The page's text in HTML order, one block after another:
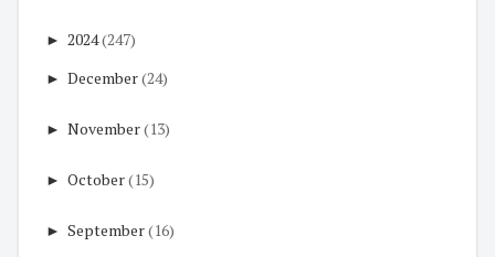
► 2024(247)
► December(24)
► November(13)
► October(15)
► September(16)